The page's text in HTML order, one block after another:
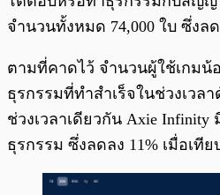
จำนวนทั้งหมด 74,000 ใบ ซึ่งล
ตามที่คาดไว้ จำนวนผู้ใช้เกมน้
ธุรกรรมที่ทำสำเร็จในช่วงเวล
ช่วงเวลาเดียวกัน Axie
ธุรกรรม ซึ่งลดลง 11% เมื่อเที